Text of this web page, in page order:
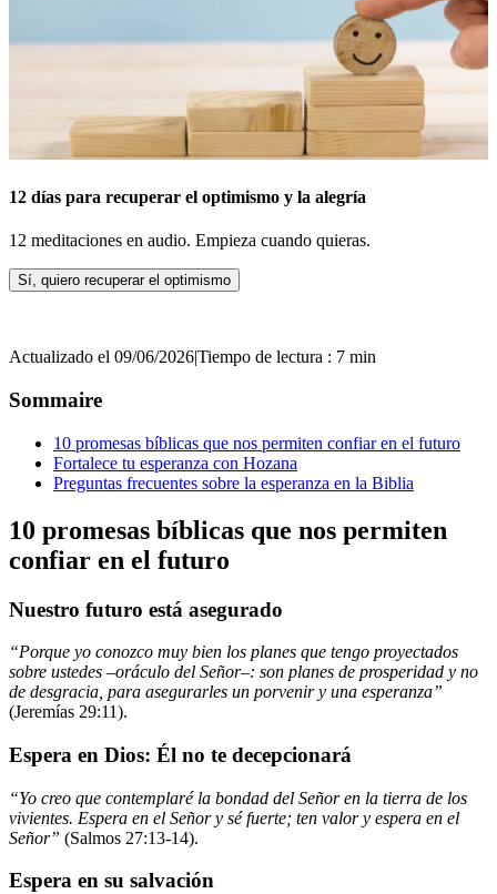
12 días para recuperar el optimismo y la alegría
12 meditaciones en audio. Empieza cuando quieras.
Sí, quiero recuperar el optimismo
Actualizado el 09/06/2026|Tiempo de lectura : 7 min
Sommaire
10 promesas bíblicas que nos permiten confiar en el futuro
Fortalece tu esperanza con Hozana
Preguntas frecuentes sobre la esperanza en la Biblia
10 promesas bíblicas que nos permiten
confiar en el futuro
Nuestro futuro está asegurado
“Porque yo conozco muy bien los planes que tengo proyectados
sobre ustedes –oráculo del Señor–: son planes de prosperidad y no
de desgracia, para asegurarles un porvenir y una esperanza”
(Jeremías 29:11).
Espera en Dios: Él no te decepcionará
“Yo creo que contemplaré la bondad del Señor en la tierra de los
vivientes. Espera en el Señor y sé fuerte; ten valor y espera en el
Señor” (Salmos 27:13-14).
Espera en su salvación